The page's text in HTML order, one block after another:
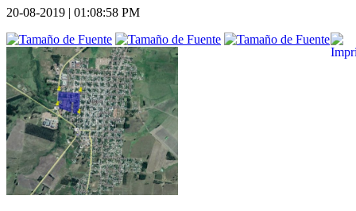
20-08-2019 | 01:08:58 PM